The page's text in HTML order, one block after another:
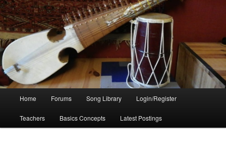
Home Forums Song Library Login/Register
Teachers Basics Concepts Latest Postings